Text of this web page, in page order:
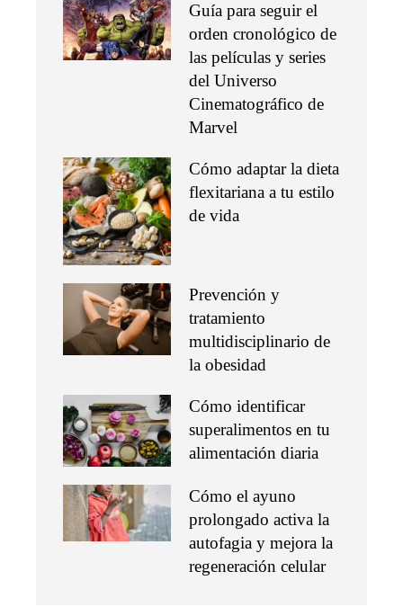
Guía para seguir el
orden cronológico de
las películas y series
del Universo
Cinematográfico de
Marvel
Cómo adaptar la dieta
flexitariana a tu estilo
de vida
Prevención y
tratamiento
multidisciplinario de
la obesidad
Cómo identificar
superalimentos en tu
alimentación diaria
Cómo el ayuno
prolongado activa la
autofagia y mejora la
regeneración celular